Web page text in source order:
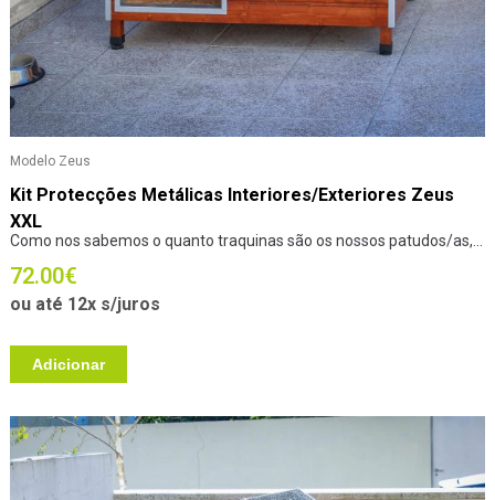
Modelo Zeus
Kit Protecções Metálicas Interiores/Exteriores Zeus
XXL
Como nos sabemos o quanto traquinas são os nossos patudos/as,...
72.00€
ou até 12x s/juros
Adicionar